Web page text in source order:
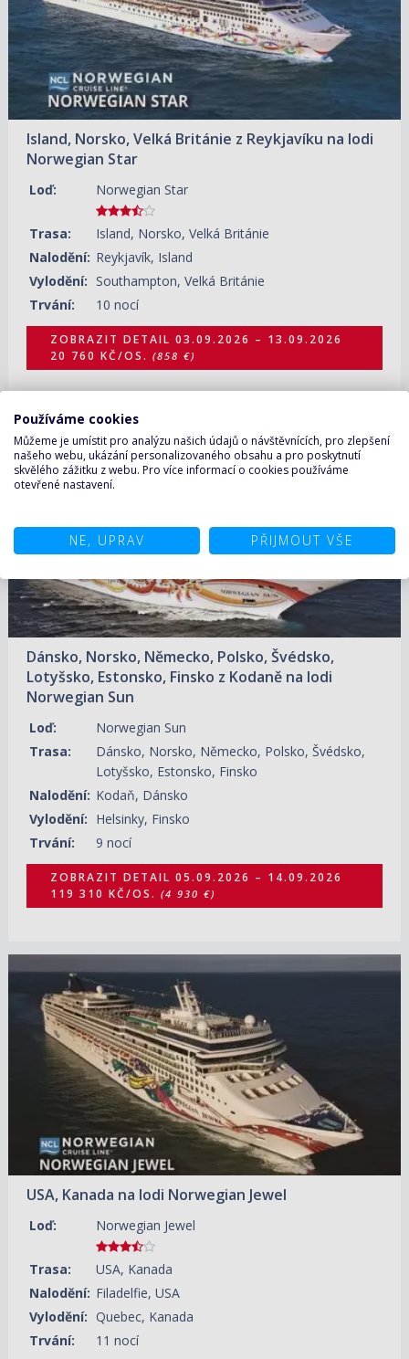
Island, Norsko, Velká Británie z Reykjavíku na lodi
Norwegian Star
Loď: Norwegian Star
Trasa:
Island, Norsko, Velká Británie
Nalodění: Reykjavík, Island
Vylodění: Southampton, Velká Británie
Trvání:
10 nocí
ZOBRAZIT DETAIL 03.09.2026 – 13.09.2026
20 760 KČ/OS. (858 €)
Dánsko, Norsko, Německo, Polsko, Švédsko,
Lotyšsko, Estonsko, Finsko z Kodaně na lodi
Norwegian Sun
Loď:
Norwegian Sun
Trasa:
Dánsko, Norsko, Německo, Polsko, Švédsko,
Lotyšsko, Estonsko, Finsko
Nalodění: Kodaň, Dánsko
Vylodění: Helsinky, Finsko
Trvání:
9 nocí
ZOBRAZIT DETAIL
05.09.2026 – 14.09.2026
119 310 KČ/OS.
(4 930 €)
ZOBRAZIT DETAIL 05.09.2026 – 14.09.2026
119 310 KČ/OS. (4 930 €)
USA, Kanada na lodi Norwegian Jewel
Loď: Norwegian Jewel
Trasa:
USA, Kanada
Nalodění: Filadelfie, USA
Vylodění: Quebec, Kanada
Trvání:
11 nocí
05.09.2026 – 16.09.2026
Používáme cookies
Můžeme je umístit pro analýzu našich údajů o návštěvnících, pro zlepšení
našeho webu, ukázání personalizovaného obsahu a pro poskytnutí
skvělého zážitku z webu. Pro více informací o cookies používáme
otevřené nastavení.
NE, UPRAV PŘIJMOUT VŠE